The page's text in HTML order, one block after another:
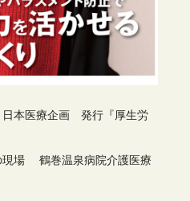
日本医療企画 発行『厚生労
場 鶴巻温泉病院介護医療